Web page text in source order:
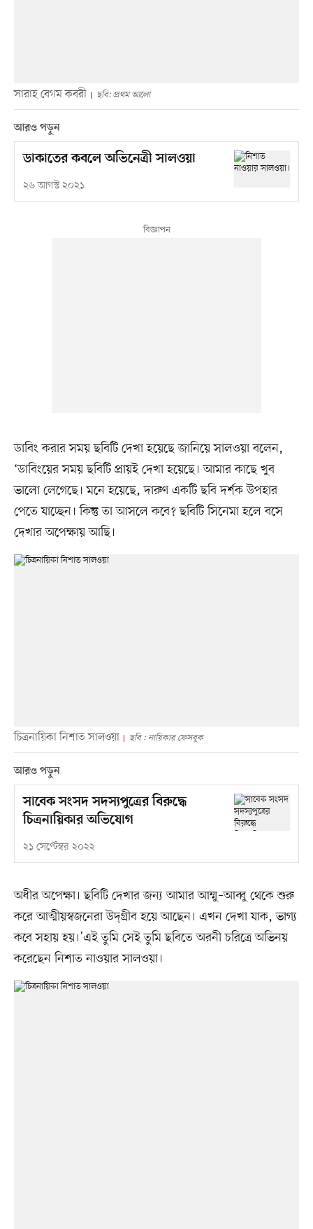
সারাহ বেগম কবরী ছবি: প্রথম আলো
আরও পড়ুন
ডাকাতের কবলে অভিনেত্রী সালওয়া
২৬ আগস্ট ২০২১
ডাবিং করার সময় ছবিটি দেখা হয়েছে জানিয়ে সালওয়া বলেন,
‘ডাবিংয়ের সময় ছবিটি প্রায়ই দেখা হয়েছে। আমার কাছে খুব
ভালো লেগেছে। মনে হয়েছে, দারুণ একটি ছবি দর্শক উপহার
পেতে যাচ্ছেন। কিন্তু তা আসলে কবে? ছবিটি সিনেমা হলে বসে
দেখার অপেক্ষায় আছি।
চিত্রনায়িকা নিশাত সালওয়া ছবি : নায়িকার ফেসবুক
আরও পড়ুন
সাবেক সংসদ সদস্যপুত্রের বিরুদ্ধে
চিত্রনায়িকার অভিযোগ
২১ সেপ্টেম্বর ২০২২
অধীর অপেক্ষা। ছবিটি দেখার জন্য আমার আম্মু–আব্বু থেকে শুরু
করে আত্মীয়স্বজনেরা উদ্‌গ্রীব হয়ে আছেন। এখন দেখা যাক, ভাগ্য
কবে সহায় হয়।’এই তুমি সেই তুমি ছবিতে অরনী চরিত্রে অভিনয়
করেছেন নিশাত নাওয়ার সালওয়া।